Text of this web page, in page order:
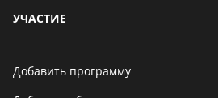
УЧАСТИЕ
Добавить программу